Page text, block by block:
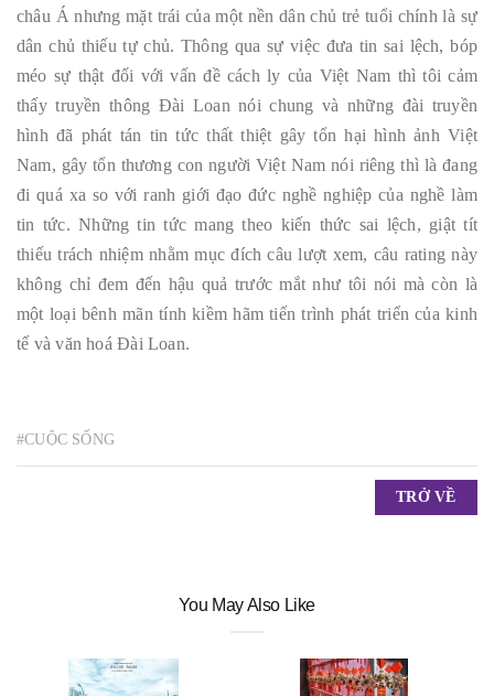
châu Á nhưng mặt trái của một nền dân chủ trẻ tuổi chính là sự
dân chủ thiếu tự chủ. Thông qua sự việc đưa tin sai lệch, bóp
méo sự thật đối với vấn đề cách ly của Việt Nam thì tôi cảm
thấy truyền thông Đài Loan nói chung và những đài truyền
hình đã phát tán tin tức thất thiệt gây tổn hại hình ảnh Việt
Nam, gây tổn thương con người Việt Nam nói riêng thì là đang
đi quá xa so với ranh giới đạo đức nghề nghiệp của nghề làm
tin tức. Những tin tức mang theo kiến thức sai lệch, giật tít
thiếu trách nhiệm nhằm mục đích câu lượt xem, câu rating này
không chỉ đem đến hậu quả trước mắt như tôi nói mà còn là
một loại bênh mãn tính kiềm hãm tiến trình phát triển của kinh
tế và văn hoá Đài Loan.
#CUỘC SỐNG
TRỞ VỀ
You May Also Like